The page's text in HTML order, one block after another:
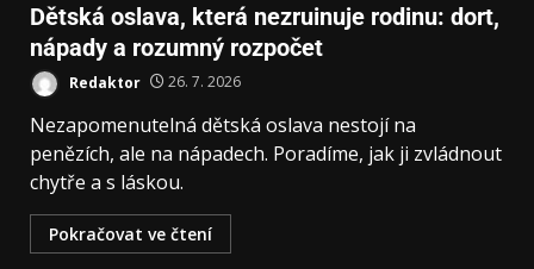
Dětská oslava, která nezruinuje rodinu: dort,
nápady a rozumný rozpočet
Redaktor 26. 7. 2026
Nezapomenutelná dětská oslava nestojí na
penězích, ale na nápadech. Poradíme, jak ji zvládnout
chytře a s láskou.
Pokračovat ve čtení